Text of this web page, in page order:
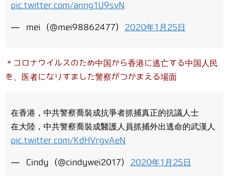
pic.twitter.com/anng1U9svN
— mei (@mei98862477) 2020年1月25日
＊コロナウイルスのため中国から香港に逃亡する中国人民
を、医者になりすました警察がつかまえる場面
在香港，中共警察喬裝成抗爭者抓捕真正的抗議人士
在大陸，中共警察喬裝成醫護人員抓捕外出逃命的武漢人
pic.twitter.com/KdHVrgvAeN
— Cindy (@cindywei2017) 2020年1月25日